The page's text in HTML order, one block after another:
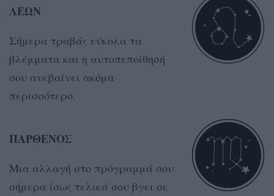
ΛΕΩΝ
Σήμερα τραβάς εύκολα τα
βλέμματα και η αυτοπεποίθησή
σου ανεβαίνει ακόμα
περισσότερο.
ΠΑΡΘΕΝΟΣ
Μια αλλαγή στο πρόγραμμά σου
σήμερα ίσως τελικά σου βγει σε